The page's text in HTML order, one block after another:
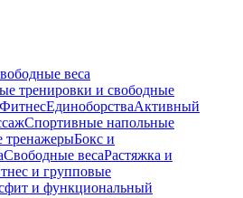
веса
тренировки и свободные
ФитнесЕдиноборстваАктивный
Спортивные напольные
тренажерыБокс и
Свободные весаРастяжка и
и групповые
и функциональный